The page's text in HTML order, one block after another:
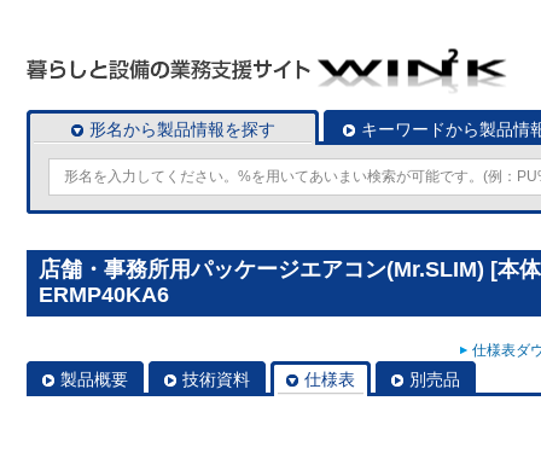
形名から製品情報を探す キーワードから製品情
店舗・事務所用パッケージエアコン(Mr.SLIM) [本
ERMP40KA6
仕様表ダ
製品概要 技術資料 仕様表 別売品